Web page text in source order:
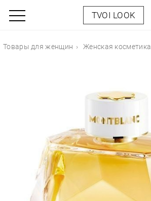
TVOI LOOK
Товары для женщин Женская косметика